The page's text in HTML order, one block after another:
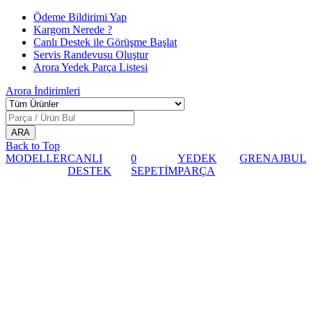
Ödeme Bildirimi Yap
Kargom Nerede ?
Canlı Destek ile Görüşme Başlat
Servis Randevusu Oluştur
Arora Yedek Parça Listesi
Arora İndirimleri
Back to Top
MODELLERCANLI
DESTEK
0
SEPETİM
YEDEK
PARÇA
GRENAJBUL